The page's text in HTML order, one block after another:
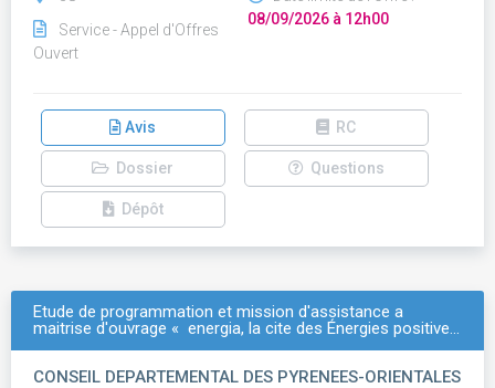
Service - Appel d'Offres
Ouvert
08/09/2026 à 12h00
Avis RC
Dossier Questions
Dépôt
Etude de programmation et mission d'assistance a
maitrise d'ouvrage « energia, la cite des Énergies positive…
CONSEIL DEPARTEMENTAL DES PYRENEES-ORIENTALES